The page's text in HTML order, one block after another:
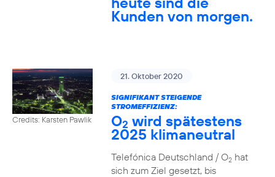
Kunden von morgen.
Credits: Karsten Pawlik
21. Oktober 2020
SIGNIFIKANT STEIGENDE
STROMEFFIZIENZ:
O2 wird spätestens
2025 klimaneutral
Telefónica Deutschland / O2hat
sich zum Ziel gesetzt, bis